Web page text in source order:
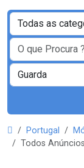
Portugal
Todos